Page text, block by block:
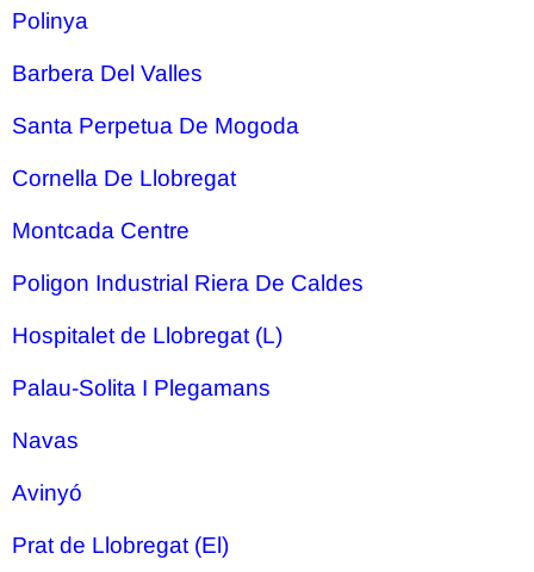
Polinya
Barbera Del Valles
Santa Perpetua De Mogoda
Cornella De Llobregat
Montcada Centre
Poligon Industrial Riera De Caldes
Hospitalet de Llobregat (L)
Palau-Solita I Plegamans
Navas
Avinyó
Prat de Llobregat (El)